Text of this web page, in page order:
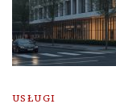
USŁUGI